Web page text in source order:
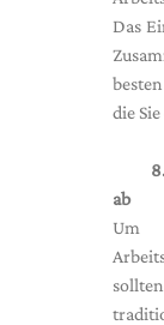
Das
die
ab
Um